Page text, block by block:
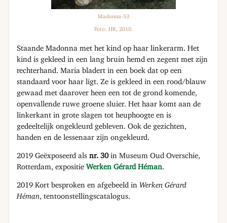
Madonna-53
Foto: HR, 2010.
Staande Madonna met het kind op haar linkerarm. Het
kind is gekleed in een lang bruin hemd en zegent met zijn
rechterhand. Maria bladert in een boek dat op een
standaard voor haar ligt. Ze is gekleed in een rood/blauw
gewaad met daarover heen een tot de grond komende,
openvallende ruwe groene sluier. Het haar komt aan de
linkerkant in grote slagen tot heuphoogte en is
gedeeltelijk ongekleurd gebleven. Ook de gezichten,
handen en de lessenaar zijn ongekleurd.
2019 Geëxposeerd alsnr. 30in Museum Oud Overschie,
Rotterdam, expositie Werken Gérard Héman.
2019 Kort besproken en afgebeeld in Werken Gérard
Héman, tentoonstellingscatalogus.